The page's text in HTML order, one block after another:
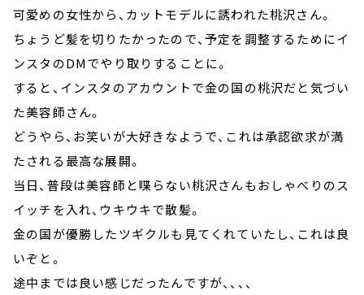
可愛めの女性から、カットモデルに誘われた桃沢さん。
ちょうど髪を切りたかったので、予定を調整するためにイ
ンスタのDMでやり取りすることに。
すると、インスタのアカウントで金の国の桃沢だと気づい
た美容師さん。
どうやら、お笑いが大好きなようで、これは承認欲求が満
たされる最高な展開。
当日、普段は美容師と喋らない桃沢さんもおしゃべりのス
イッチを入れ、ウキウキで散髪。
金の国が優勝したツギクルも見てくれていたし、これは良
いぞと。
途中までは良い感じだったんですが、、、、